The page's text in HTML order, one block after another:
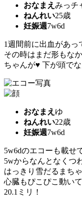
おなまえ みっチ
ねんれい25歳
妊娠週7w6d
1週間前に出血があっ
その時はまだ形もな
ちゃんが♥ 下が頭で
おなまえ ゆ
ねんれい22歳
妊娠週7w6d
5w6dのエコーも載せ
5wからなんとなくつ
はっきり雪だるまち
心臓もぴこぴこ動い
20.1ミリ！